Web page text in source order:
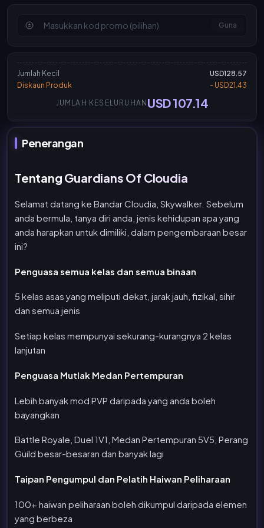
Guna
Jumlah Kecil
USD128.57
Diskaun Produk
- USD21.43
JUMLAH KESELURUHAN USD 107.14
Penerangan
Tentang Guardians Of Cloudia
Selamat datang ke Bandar Cloudia, Skywalker. Sebelum
anda bermula, tanya diri anda, jenis kehidupan apa yang
anda harapkan untuk dimiliki, dalam pengembaraan besar
ini?
Penguasa semua kelas dan semua binaan
5 kelas asas yang meliputi dekat, jarak jauh, fizikal, sihir
dan semua jenis
Setiap kelas mempunyai sekurang-kurangnya 2 kelas
lanjutan
Penguasa Mutlak Medan Pertempuran
Lebih banyak mod PVP daripada yang anda boleh
bayangkan
Battle Royale, Duel 1V1, Medan Pertempuran 5V5, Perang
Guild besar-besaran dan banyak lagi
Taipan Pengumpul dan Pelatih Haiwan Peliharaan
100+ haiwan peliharaan boleh dikumpul daripada elemen
yang berbeza